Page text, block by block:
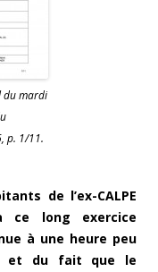
du mardi
p. 1/11.
de l’ex-CALPE
ce long exercice
à une heure peu
et du fait que le